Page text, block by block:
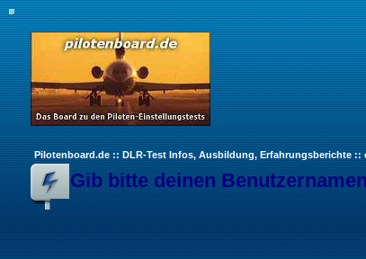
Pilotenboard.de :: DLR-Test Infos, Ausbildung, Erfahrungsberichte
Gib bitte deinen